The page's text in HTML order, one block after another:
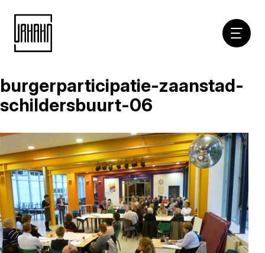
Naar
inhoud
burgerparticipatie-zaanstad-
schildersbuurt-06